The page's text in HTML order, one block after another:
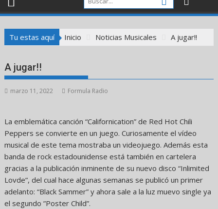
Tu estas aquí Inicio Noticias Musicales A jugar!!
A jugar!!
marzo 11, 2022 Formula Radio
La emblemática canción “Californication” de Red Hot Chili
Peppers se convierte en un juego. Curiosamente el vídeo
musical de este tema mostraba un videojuego. Además esta
banda de rock estadounidense está también en cartelera
gracias a la publicación inminente de su nuevo disco “Inlimited
Lovde”, del cual hace algunas semanas se publicó un primer
adelanto: “Black Sammer” y ahora sale a la luz muevo single ya
el segundo ”Poster Child”.